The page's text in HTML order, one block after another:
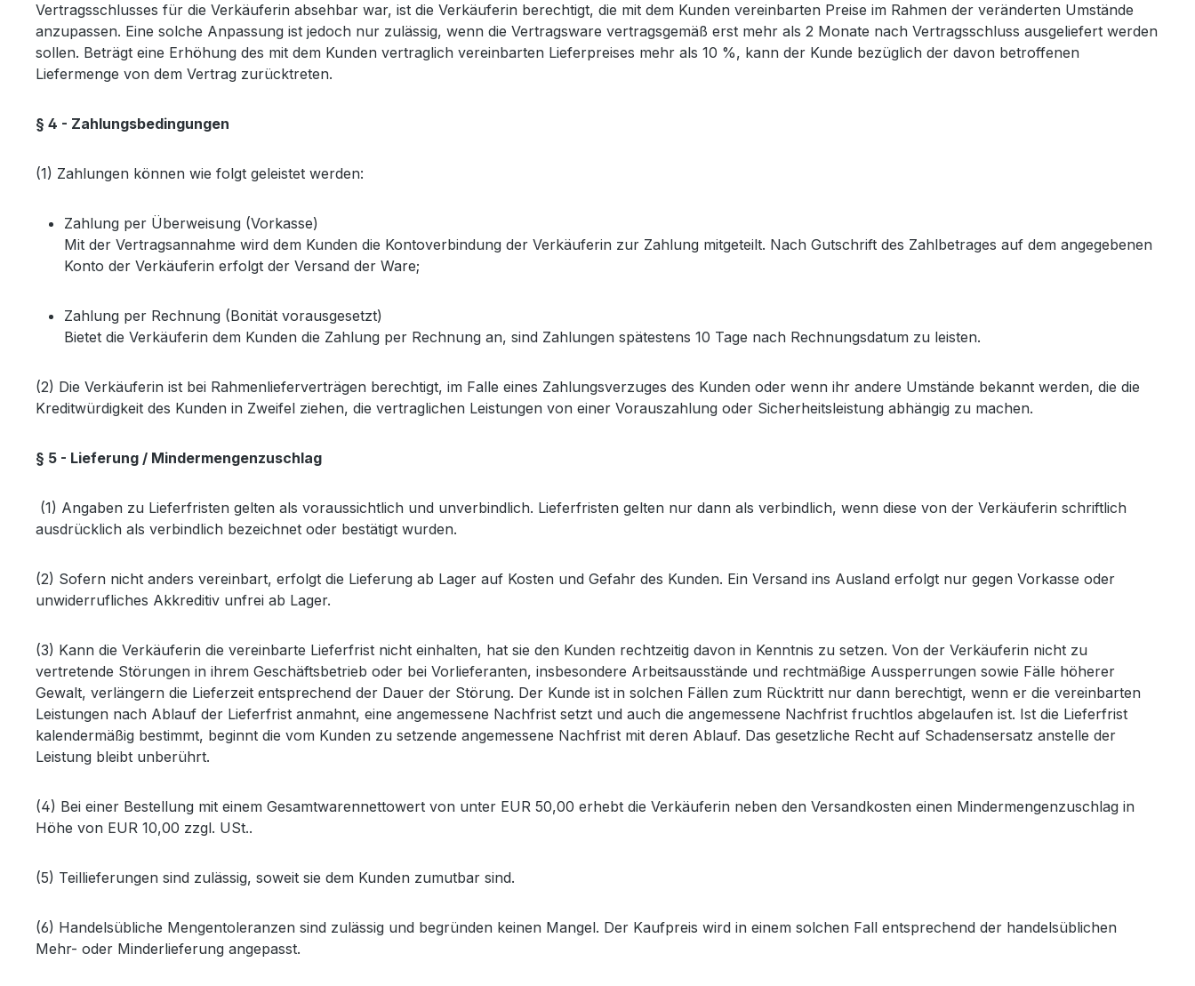
Vertragsschlusses für die Verkäuferin absehbar war, ist die Verkäuferin berechtigt, die mit dem Kunden vereinbarten Preise im Rahmen der veränderten Umstände
anzupassen. Eine solche Anpassung ist jedoch nur zulässig, wenn die Vertragsware vertragsgemäß erst mehr als 2 Monate nach Vertragsschluss ausgeliefert werden
sollen. Beträgt eine Erhöhung des mit dem Kunden vertraglich vereinbarten Lieferpreises mehr als 10 %, kann der Kunde bezüglich der davon betroffenen
Liefermenge von dem Vertrag zurücktreten.
§ 4 - Zahlungsbedingungen
(1) Zahlungen können wie folgt geleistet werden:
Zahlung per Überweisung (Vorkasse)
Mit der Vertragsannahme wird dem Kunden die Kontoverbindung der Verkäuferin zur Zahlung mitgeteilt. Nach Gutschrift des Zahlbetrages auf dem angegebenen
Konto der Verkäuferin erfolgt der Versand der Ware;
Zahlung per Rechnung (Bonität vorausgesetzt)
Bietet die Verkäuferin dem Kunden die Zahlung per Rechnung an, sind Zahlungen spätestens 10 Tage nach Rechnungsdatum zu leisten.
(2) Die Verkäuferin ist bei Rahmenlieferverträgen berechtigt, im Falle eines Zahlungsverzuges des Kunden oder wenn ihr andere Umstände bekannt werden, die die
Kreditwürdigkeit des Kunden in Zweifel ziehen, die vertraglichen Leistungen von einer Vorauszahlung oder Sicherheitsleistung abhängig zu machen.
§ 5 - Lieferung / Mindermengenzuschlag
(1) Angaben zu Lieferfristen gelten als voraussichtlich und unverbindlich. Lieferfristen gelten nur dann als verbindlich, wenn diese von der Verkäuferin schriftlich
ausdrücklich als verbindlich bezeichnet oder bestätigt wurden.
(2) Sofern nicht anders vereinbart, erfolgt die Lieferung ab Lager auf Kosten und Gefahr des Kunden. Ein Versand ins Ausland erfolgt nur gegen Vorkasse oder
unwiderrufliches Akkreditiv unfrei ab Lager.
(3) Kann die Verkäuferin die vereinbarte Lieferfrist nicht einhalten, hat sie den Kunden rechtzeitig davon in Kenntnis zu setzen. Von der Verkäuferin nicht zu
vertretende Störungen in ihrem Geschäftsbetrieb oder bei Vorlieferanten, insbesondere Arbeitsausstände und rechtmäßige Aussperrungen sowie Fälle höherer
Gewalt, verlängern die Lieferzeit entsprechend der Dauer der Störung. Der Kunde ist in solchen Fällen zum Rücktritt nur dann berechtigt, wenn er die vereinbarten
Leistungen nach Ablauf der Lieferfrist anmahnt, eine angemessene Nachfrist setzt und auch die angemessene Nachfrist fruchtlos abgelaufen ist. Ist die Lieferfrist
kalendermäßig bestimmt, beginnt die vom Kunden zu setzende angemessene Nachfrist mit deren Ablauf. Das gesetzliche Recht auf Schadensersatz anstelle der
Leistung bleibt unberührt.
(4) Bei einer Bestellung mit einem Gesamtwarennettowert von unter EUR 50,00 erhebt die Verkäuferin neben den Versandkosten einen Mindermengenzuschlag in
Höhe von EUR 10,00 zzgl. USt..
(5) Teillieferungen sind zulässig, soweit sie dem Kunden zumutbar sind.
(6) Handelsübliche Mengentoleranzen sind zulässig und begründen keinen Mangel. Der Kaufpreis wird in einem solchen Fall entsprechend der handelsüblichen
Mehr- oder Minderlieferung angepasst.